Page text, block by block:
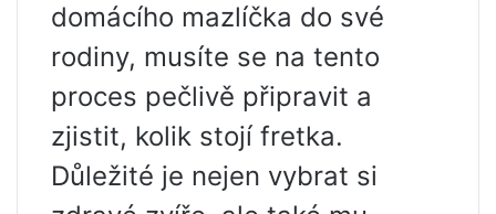
domácího mazlíčka do své
rodiny, musíte se na tento
proces pečlivě připravit a
zjistit, kolik stojí fretka.
Důležité je nejen vybrat si